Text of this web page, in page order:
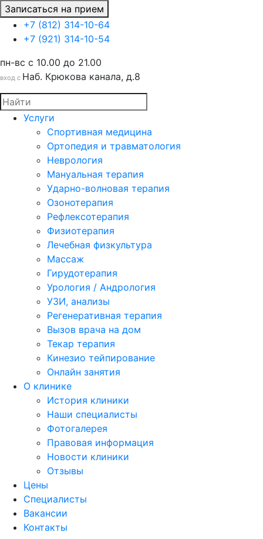
Записаться на прием
+7 (812) 314-10-64
+7 (921) 314-10-54
пн-вс c 10.00 до 21.00
вход с Наб. Крюкова канала, д.8
Услуги
Спортивная медицина
Ортопедия и травматология
Неврология
Мануальная терапия
Ударно-волновая терапия
Озонотерапия
Рефлексотерапия
Физиотерапия
Лечебная физкультура
Массаж
Гирудотерапия
Урология / Андрология
УЗИ, анализы
Регенеративная терапия
Вызов врача на дом
Текар терапия
Кинезио тейпирование
Онлайн занятия
О клинике
История клиники
Наши специалисты
Фотогалерея
Правовая информация
Новости клиники
Отзывы
Цены
Специалисты
Вакансии
Контакты